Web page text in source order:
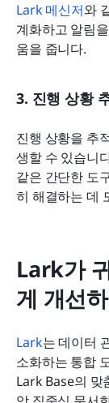
Lark 메신저와
계화하고 알림
움을 줍니다.
3. 진행 상황
진행 상황을 추
생할 수 있습니
같은 간단한 도
히 해결하는 데
Lark가
게 개선
Lark는 데이터
소화하는 통합
Lark Base의 맞